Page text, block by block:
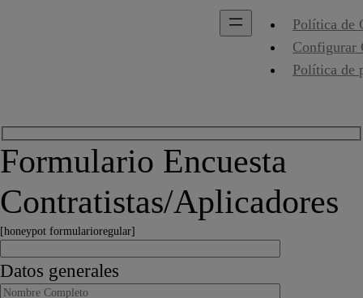
Política de
Configurar
Política de
Formulario Encuesta
Contratistas/Aplicadores
[honeypot formularioregular]
Datos generales